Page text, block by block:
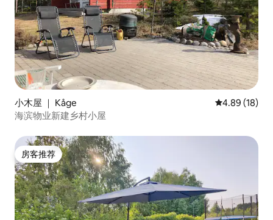
小木屋 ｜ Kåge 平均评分
4.89 (18)
海滨物业新建乡村小屋
房客推荐
房客推荐